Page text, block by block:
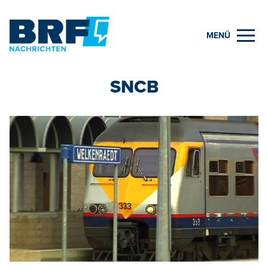
MENÜ
SNCB